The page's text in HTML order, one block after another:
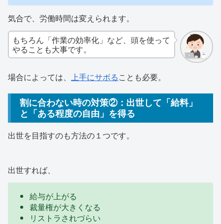
気合で、労働時間は変えられます。
もちろん「作業の効率化」など、頭を使って
やることも大事です。
場合によっては、 上手にサボることも必要。
割に合わない時の対策②：出世して「給料」
と「ある程度の自由」を得る
出世を目指すのも方法の１つです。
出世すれば、
給与が上がる
裁量権が大きくなる
リストラされづらい